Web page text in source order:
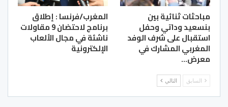
مباحثات ثنائية بين
بنسعيد وداتي وحفل
استقبال على شرف الوفد
المغربي المشارك في
معرض…
المغرب/فرنسا : إطلاق
برنامج لاحتضان 9 مقاولات
ناشئة في مجال الألعاب
الإلكترونية
السابق التالي